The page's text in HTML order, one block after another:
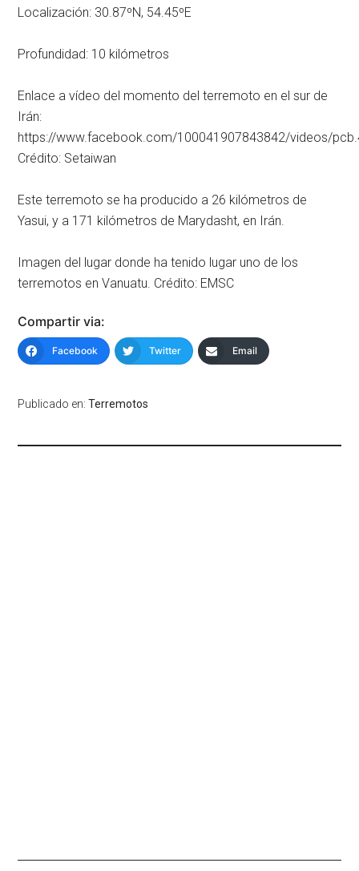
Localización: 30.87ºN, 54.45ºE
Profundidad: 10 kilómetros
Enlace a vídeo del momento del terremoto en el sur de
Irán:
https://www.facebook.com/100041907843842/videos/
Crédito: Setaiwan
Este terremoto se ha producido a 26 kilómetros de
Yasui, y a 171 kilómetros de Marydasht, en Irán.
Imagen del lugar donde ha tenido lugar uno de los
terremotos en Vanuatu. Crédito: EMSC
Compartir via:
Facebook Twitter Email
Publicado en:Terremotos